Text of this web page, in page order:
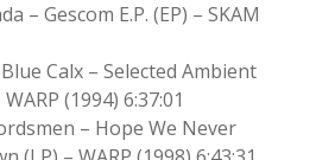
– Gescom E.P. (EP) – SKAM
Calx – Selected Ambient
(1994) 6:37:01
– Hope We Never